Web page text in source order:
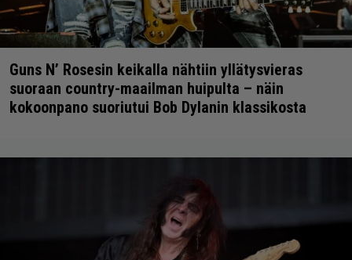
Guns N’ Rosesin keikalla nähtiin yllätysvieras
suoraan country-maailman huipulta – näin
kokoonpano suoriutui Bob Dylanin klassikosta